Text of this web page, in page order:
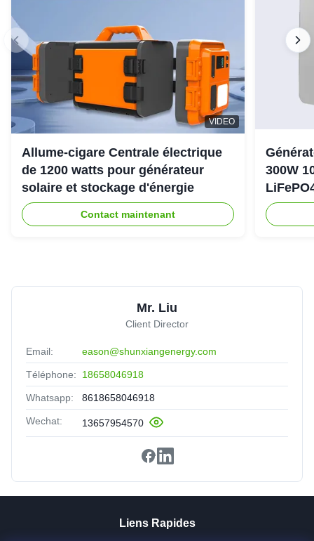
VIDEO
Allume-cigare Centrale électrique
de 1200 watts pour générateur
solaire et stockage d'énergie
Contact maintenant
300W
Mr. Liu
Client Director
Email: eason@shunxiangenergy.com
Téléphone: 18658046918
Whatsapp: 8618658046918
Wechat: 13657954570
Liens Rapides